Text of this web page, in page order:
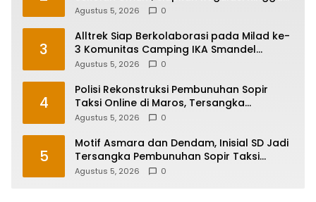
Tim Khusus
Agustus 5, 2026 0
3
Alltrek Siap Berkolaborasi pada Milad ke-
3 Komunitas Camping IKA Smandel
Makassar di Malino
Agustus 5, 2026 0
4
Polisi Rekonstruksi Pembunuhan Sopir
Taksi Online di Maros, Tersangka
Peragakan 24 Adegan
Agustus 5, 2026 0
5
Motif Asmara dan Dendam, Inisial SD Jadi
Tersangka Pembunuhan Sopir Taksi
Online di Maros
Agustus 5, 2026 0